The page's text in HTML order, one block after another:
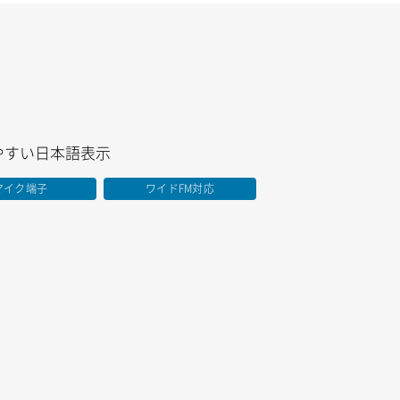
すい日本語表示
イク端子 ワイドFM対応